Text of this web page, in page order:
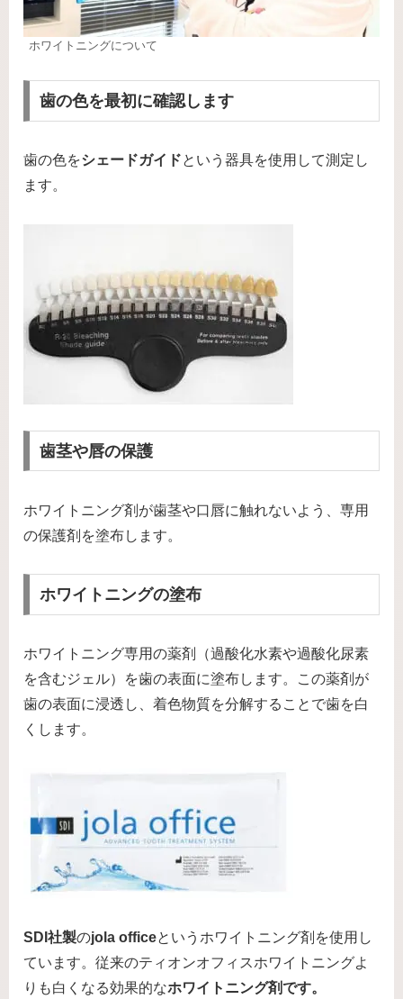
ホワイトニングについて
歯の色を最初に確認します
歯の色をシェードガイドという器具を使用して測定し
ます。
歯茎や唇の保護
ホワイトニング剤が歯茎や口唇に触れないよう、専用
の保護剤を塗布します。
ホワイトニングの塗布
ホワイトニング専用の薬剤（過酸化水素や過酸化尿素
を含むジェル）を歯の表面に塗布します。この薬剤が
歯の表面に浸透し、着色物質を分解することで歯を白
くします。
SDI社製のjola officeというホワイトニング剤を使用し
ています。従来のティオンオフィスホワイトニングよ
りも白くなる効果的なホワイトニング剤です。